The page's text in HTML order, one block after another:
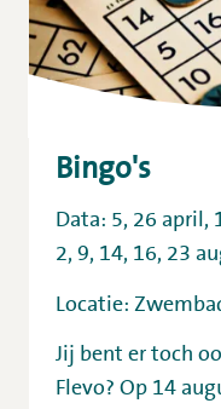
Bingo's
Data: 5, 26 april,
2, 9, 14, 16, 23
Locatie:
Jij bent er toch
Flevo? Op 14